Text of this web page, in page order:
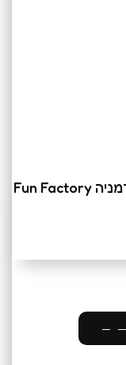
ויברטור פרימיום תוצרת פאן פקטורי גרמניה Fun Factory